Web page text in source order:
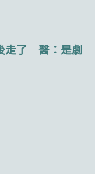
走了 醫：是劇